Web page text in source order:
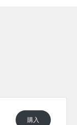
る。本作は自然
にて発売予定。価
次第、スニーカ
したい。
購入